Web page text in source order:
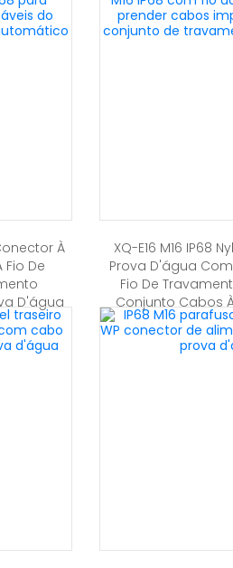
À
Fio De
D'água
XQ-E16 M16 IP68
Prova D'água
Fio De
Conjunto Cabos